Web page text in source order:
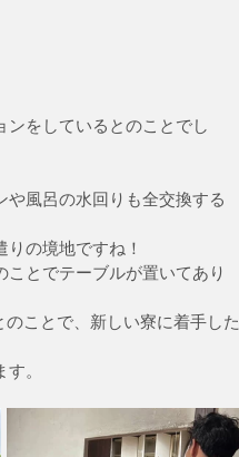
をしているとのことでし
風呂の水回りも全交換する
の境地ですね！
とでテーブルが置いてあり
ことで、新しい寮に着手した
。